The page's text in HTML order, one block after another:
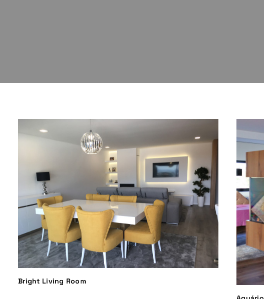
Bright Living Room